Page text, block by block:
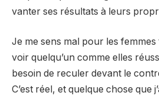
vanter ses résultats à leurs
Je me sens mal pour les
voir quelqu’un comme elles
besoin de reculer devant le
C’est réel, et quelque chose que